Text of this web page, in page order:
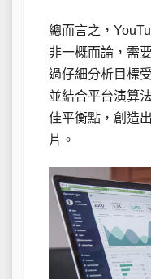
總而言之，
非一概而論，需
過仔細分析目標
並結合平台演算
佳平衡點，創造
片。